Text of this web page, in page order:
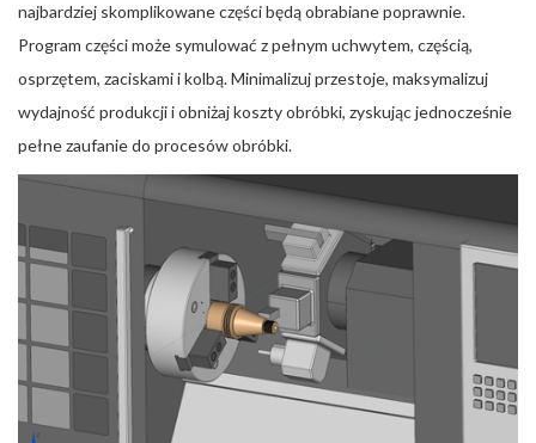
najbardziej skomplikowane części będą obrabiane poprawnie.
Program części może symulować z pełnym uchwytem, częścią,
osprzętem, zaciskami i kolbą. Minimalizuj przestoje, maksymalizuj
wydajność produkcji i obniżaj koszty obróbki, zyskując jednocześnie
pełne zaufanie do procesów obróbki.